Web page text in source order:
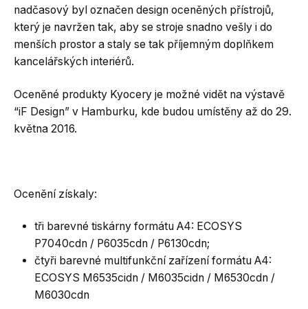
nadčasový byl označen design oceněných přístrojů,
který je navržen tak, aby se stroje snadno vešly i do
menších prostor a staly se tak příjemným doplňkem
kancelářských interiérů.
Oceněné produkty Kyocery je možné vidět na výstavě
“iF Design” v Hamburku, kde budou umístěny až do 29.
května 2016.
Ocenění získaly:
tři barevné tiskárny formátu A4: ECOSYS
P7040cdn / P6035cdn / P6130cdn;
čtyři barevné multifunkční zařízení formátu A4:
ECOSYS M6535cidn / M6035cidn / M6530cdn /
M6030cdn